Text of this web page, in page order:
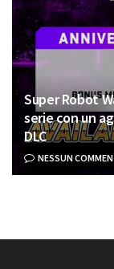
Super Robot
serie con un
DLC
NESSUN